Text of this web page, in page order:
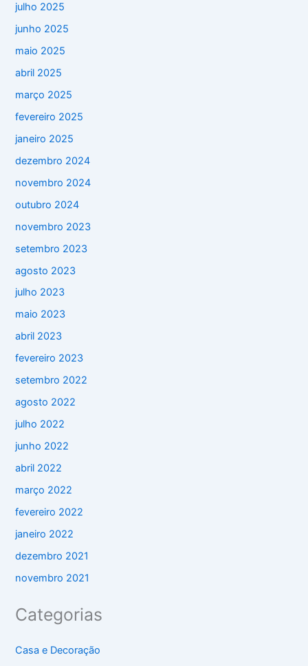
julho 2025
junho 2025
maio 2025
abril 2025
março 2025
fevereiro 2025
janeiro 2025
dezembro 2024
novembro 2024
outubro 2024
novembro 2023
setembro 2023
agosto 2023
julho 2023
maio 2023
abril 2023
fevereiro 2023
setembro 2022
agosto 2022
julho 2022
junho 2022
abril 2022
março 2022
fevereiro 2022
janeiro 2022
dezembro 2021
novembro 2021
Categorias
Casa e Decoração